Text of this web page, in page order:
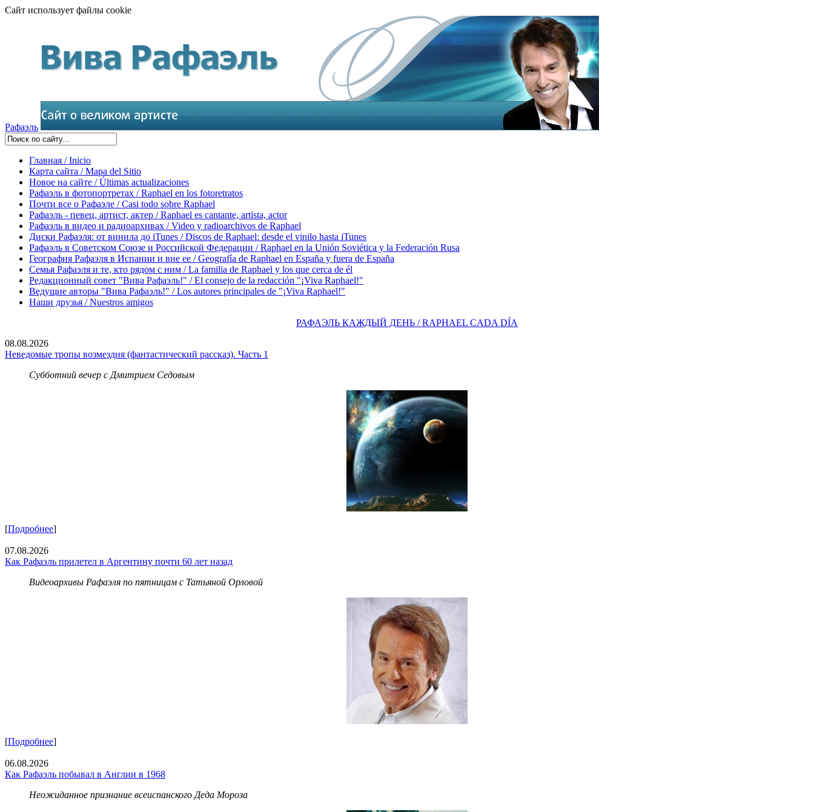
Сайт использует файлы cookie
Рафаэль
Главная / Inicio
Карта сайта / Mapa del Sitio
Новое на сайте / Últimas actualizaciones
Рафаэль в фотопортретах / Raphael en los fotoretratos
Почти все о Рафаэле / Casi todo sobre Raphael
Рафаэль - певец, артист, актер / Raphael es cantante, artista, actor
Рафаэль в видео и радиоархивах / Video y radioarchivos de Raphael
Диски Рафаэля: от винила до iTunes / Discos de Raphael: desde el vinilo hasta iTunes
Рафаэль в Советском Союзе и Российской Федерации / Raphael en la Unión Soviética y la Federación Rusa
География Рафаэля в Испании и вне ее / Geografía de Raphael en España y fuera de España
Семья Рафаэля и те, кто рядом с ним / La familia de Raphael y los que cerca de él
Редакционный совет "Вива Рафаэль!" / El consejo de la redacción "¡Viva Raphael!"
Ведущие авторы "Вива Рафаэль!" / Los autores principales de "¡Viva Raphael!"
Наши друзья / Nuestros amigos
РАФАЭЛЬ КАЖДЫЙ ДЕНЬ / RAPHAEL CADA DÍA
08.08.2026
Неведомые тропы возмездия (фантастический рассказ). Часть 1
Субботний вечер с Дмитрием Седовым
[Подробнее]
07.08.2026
Как Рафаэль прилетел в Аргентину почти 60 лет назад
Видеоархивы Рафаэля по пятницам с Татьяной Орловой
[Подробнее]
06.08.2026
Как Рафаэль побывал в Англии в 1968
Неожиданное признание всеиспанского Деда Мороза